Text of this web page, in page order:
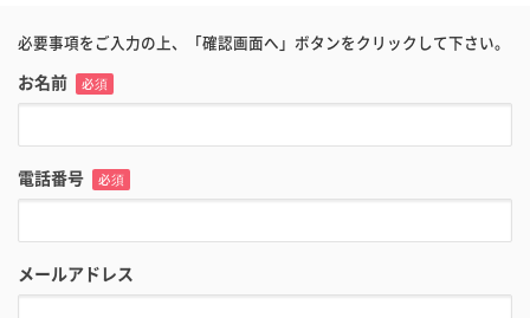
必要事項をご入力の上、「確認画面へ」ボタンをクリックして下さい。
お名前 必須
電話番号 必須
メールアドレス